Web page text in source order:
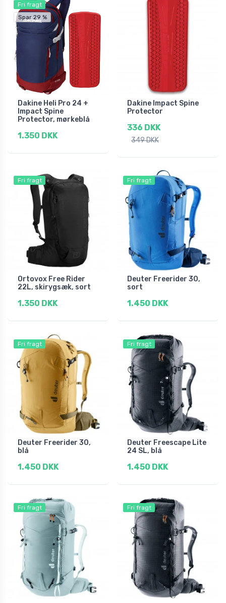
Fri fragt
Spar 29 %
Dakine Heli Pro 24 +
Impact Spine
Protector, mørkeblå
1.350 DKK
Dakine Impact Spine
Protector
336 DKK
349 DKK
Fri fragt
Ortovox Free Rider
22L, skirygsæk, sort
1.350 DKK
Fri fragt
Deuter Freerider 30,
sort
1.450 DKK
Fri fragt
Deuter Freerider 30,
blå
1.450 DKK
Fri fragt
Deuter Freescape Lite
24 SL, blå
1.450 DKK
Fri fragt Fri fragt